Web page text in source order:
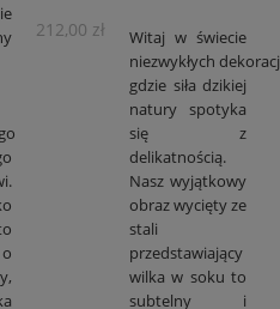
212,00 zł
Witaj w świecie
niezwykłych
gdzie siła dzikiej
natury spotyka
się z
delikatnością.
Nasz wyjątkowy
obraz wycięty ze
stali
przedstawiający
wilka w soku to
subtelny i